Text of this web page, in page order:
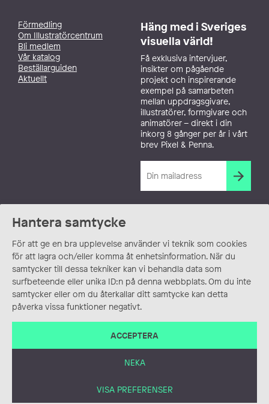
Hantera samtycke
För att ge en bra upplevelse använder vi teknik som cookies
för att lagra och/eller komma åt enhetsinformation. När du
samtycker till dessa tekniker kan vi behandla data som
surfbeteende eller unika ID:n på denna webbplats. Om du inte
samtycker eller om du återkallar ditt samtycke kan detta
påverka vissa funktioner negativt.
ACCEPTERA
NEKA
VISA PREFERENSER
Förmedling
Om Illustratörcentrum
Bli medlem
Vår katalog
Beställarguiden
Aktuellt
Häng med i Sveriges
visuella värld!
Få exklusiva intervjuer,
insikter om pågående
projekt och inspirerande
exempel på samarbeten
mellan uppdragsgivare,
illustratörer, formgivare och
animatörer – direkt i din
inkorg 8 gånger per år i vårt
brev Pixel & Penna.